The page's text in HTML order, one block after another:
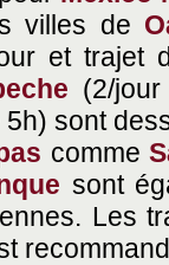
villes de
et trajet
(2/
sont
comme
sont
Les